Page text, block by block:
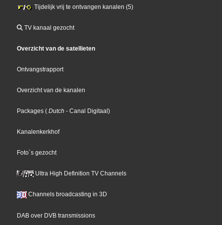
Tijdelijk vrij te ontvangen kanalen (5)
TV kanaal gezocht
Overzicht van de satellieten
Ontvangstrapport
Overzicht van de kanalen
Packages ( Dutch - Canal Digitaal)
Kanalenkerkhof
Foto´s gezocht
Ultra High Definition TV Channels
Channels broadcasting in 3D
DAB over DVB transmissions